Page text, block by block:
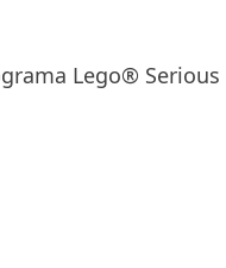
Lego®